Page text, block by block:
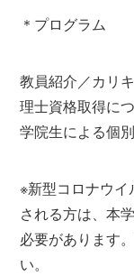
＊プログラム
教員紹介／カリ
理士資格取得に
学院生による個
※新型コロナウ
される方は、本
必要があります
い。